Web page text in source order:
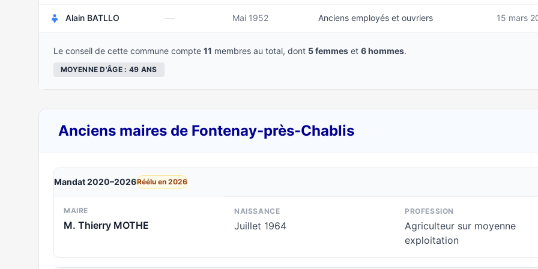
Alain BATLLO — Mai 1952 Anciens employés et ouvriers 15 mars
Le conseil de cette commune compte 11 membres au total, dont 5 femmes et 6 hommes.
MOYENNE D'ÂGE : 49 ANS
Anciens maires de Fontenay-près-Chablis
Mandat 2020–2026Réélu en 2026
MAIRE
M. Thierry MOTHE
NAISSANCE
Juillet 1964
PROFESSION
Agriculteur sur moyenne
exploitation